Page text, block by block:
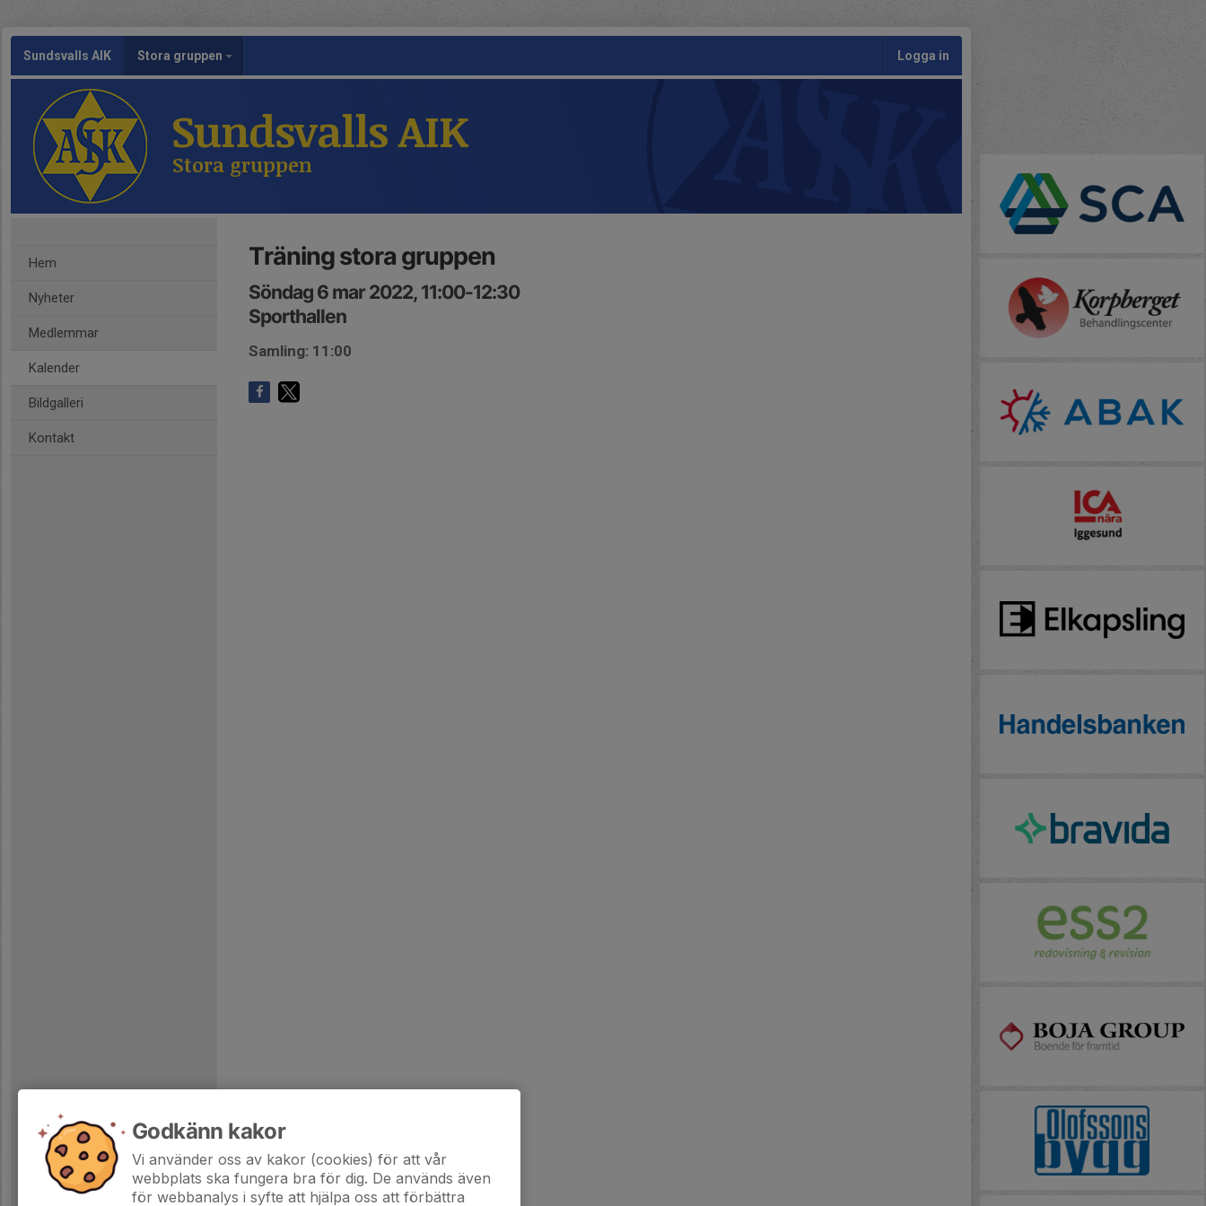
Sundsvalls AIK Stora gruppen Logga in
Sundsvalls AIK
Stora gruppen
Hem
Nyheter
Medlemmar
Kalender
Bildgalleri
Kontakt
Träning stora gruppen
Söndag 6 mar 2022, 11:00-12:30
Sporthallen
Samling: 11:00
Godkänn kakor
Vi använder oss av kakor (cookies) för att vår
webbplats ska fungera bra för dig. De används även
för webbanalys i syfte att hjälpa oss att förbättra